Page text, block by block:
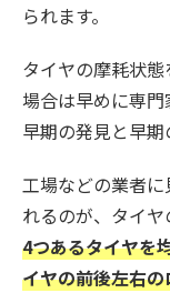
られます。
タイヤの摩耗状
場合は早めに専門
早期の発見と早期
工場などの業者
れるのが、タイヤ
4つあるタイヤを
イヤの前後左右